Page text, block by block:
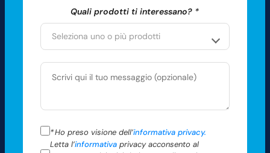
Quali prodotti ti interessano? *
*Ho preso visione dell’informativa privacy.
Letta l’informativa privacy acconsento al